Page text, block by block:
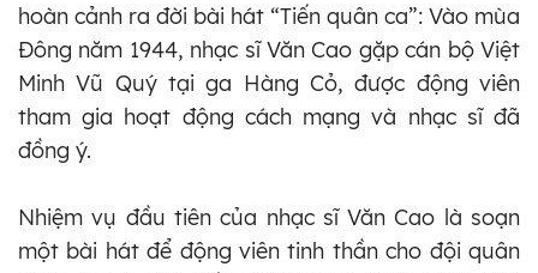
hoàn cảnh ra đời bài hát “Tiến quân ca”: Vào mùa
Đông năm 1944, nhạc sĩ Văn Cao gặp cán bộ Việt
Minh Vũ Quý tại ga Hàng Cỏ, được động viên
tham gia hoạt động cách mạng và nhạc sĩ đã
đồng ý.
Nhiệm vụ đầu tiên của nhạc sĩ Văn Cao là soạn
một bài hát để động viên tinh thần cho đội quân